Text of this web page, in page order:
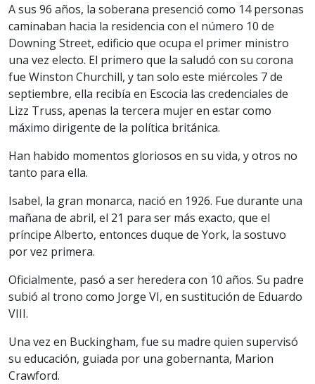
A sus 96 años, la soberana presenció como 14 personas
caminaban hacia la residencia con el número 10 de
Downing Street, edificio que ocupa el primer ministro
una vez electo. El primero que la saludó con su corona
fue Winston Churchill, y tan solo este miércoles 7 de
septiembre, ella recibía en Escocia las credenciales de
Lizz Truss, apenas la tercera mujer en estar como
máximo dirigente de la política británica.
Han habido momentos gloriosos en su vida, y otros no
tanto para ella.
Isabel, la gran monarca, nació en 1926. Fue durante una
mañana de abril, el 21 para ser más exacto, que el
príncipe Alberto, entonces duque de York, la sostuvo
por vez primera.
Oficialmente, pasó a ser heredera con 10 años. Su padre
subió al trono como Jorge VI, en sustitución de Eduardo
VIII.
Una vez en Buckingham, fue su madre quien supervisó
su educación, guiada por una gobernanta, Marion
Crawford.